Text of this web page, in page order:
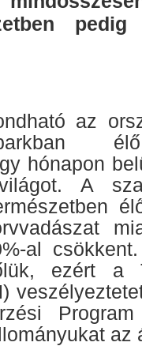
az
hónapon
A
al
ezért a
az